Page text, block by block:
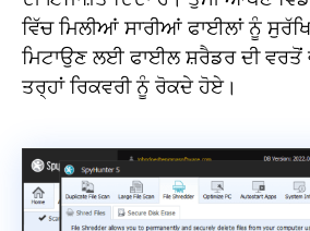
ਵਿੱਚ ਮਿਲੀਆਂ ਸਾਰੀਆਂ ਫਾਈਲਾਂ ਨੂੰ
ਮਿਟਾਉਣ ਲਈ ਫਾਈਲ ਸ਼ਰੈਡਰ ਦੀ ਵਰਤੋਂ
ਤਰ੍ਹਾਂ ਰਿਕਵਰੀ ਨੂੰ ਰੋਕਦੇ ਹੋਏ।